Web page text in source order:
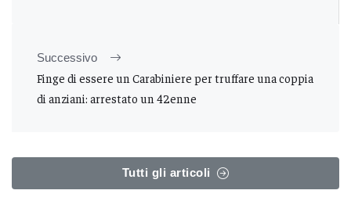
Successivo
Finge di essere un Carabiniere per truffare una coppia
di anziani: arrestato un 42enne
Tutti gli articoli